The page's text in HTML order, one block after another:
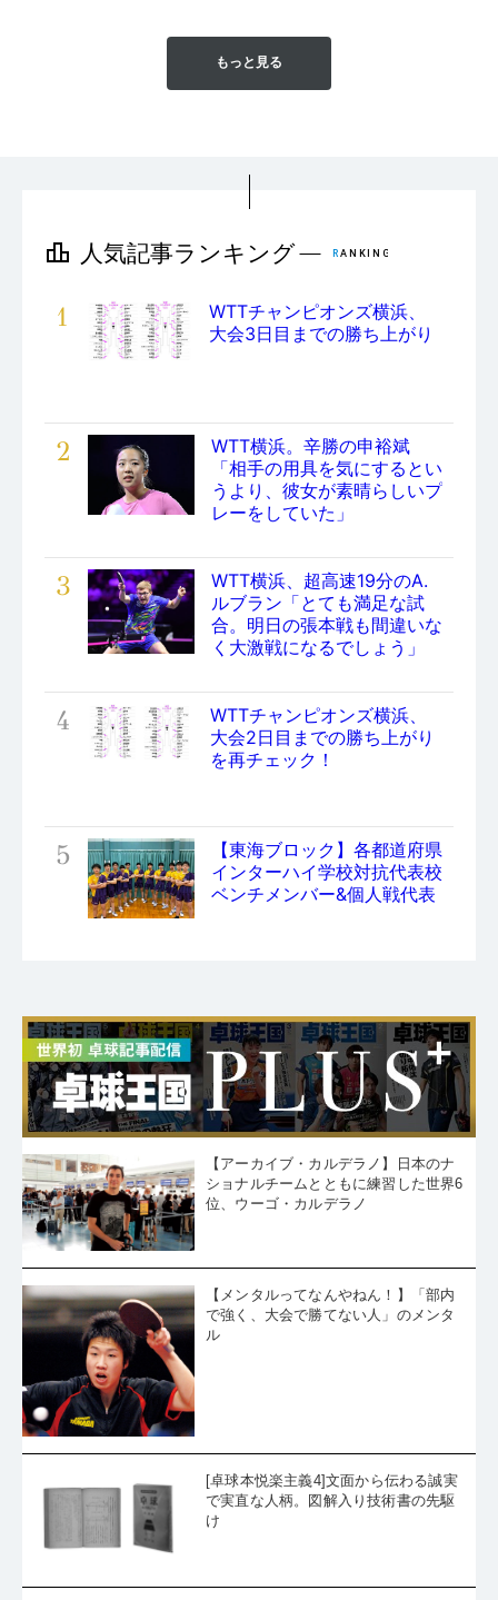
もっと見る
1
WTTチャンピオンズ横浜、
大会3日目までの勝ち上がり
2
WTT横浜。辛勝の申裕斌
「相手の用具を気にするとい
うより、彼女が素晴らしいプ
レーをしていた」
3
WTT横浜、超高速19分のA.
ルブラン「とても満足な試
合。明日の張本戦も間違いな
く大激戦になるでしょう」
4
WTTチャンピオンズ横浜、
大会2日目までの勝ち上がり
を再チェック！
5
【東海ブロック】各都道府県
インターハイ学校対抗代表校
ベンチメンバー&個人戦代表
【アーカイブ・カルデラノ】日本のナ
ショナルチームとともに練習した世界6
位、ウーゴ・カルデラノ
【メンタルってなんやねん！】「部内
で強く、大会で勝てない人」のメンタ
ル
[卓球本悦楽主義4]文面から伝わる誠実
で実直な人柄。図解入り技術書の先駆
け